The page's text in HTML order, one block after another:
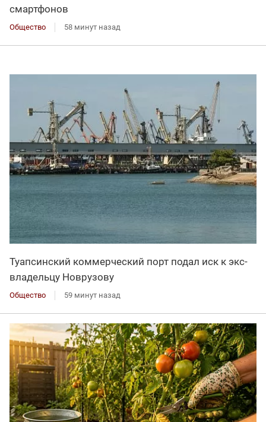
смартфонов
Общество 58 минут назад
Туапсинский коммерческий порт подал иск к экс-
владельцу Новрузову
Общество 59 минут назад